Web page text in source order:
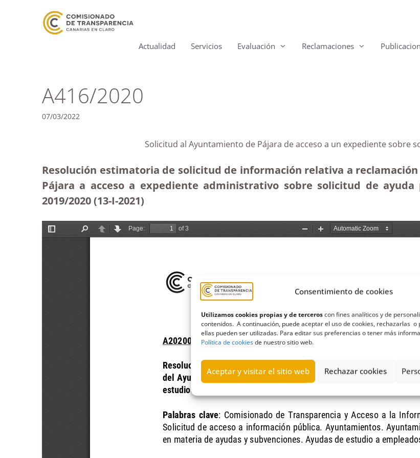
Consentimiento de cookies
Utilizamos cookies propias y de terceroscon fines analíticos y de
contenidos. A continuación, puede aceptar el uso de cookies, rechazarlas
ellas pueden ser utilizadas. Para editar sus preferencias o tener más
Política de cookiesde nuestro sitio web.
Aceptar y visitar el sitio web Rechazar cookies
Actualidad Servicios Evaluación Reclamaciones
A416/2020
07/03/2022
Solicitud al Ayuntamiento de Pájara de acceso a un expediente
Resolución estimatoria de solicitud de información relativa a
Pájara a acceso a expediente administrativo sobre solicitud de
2019/2020 (13-I-2021)